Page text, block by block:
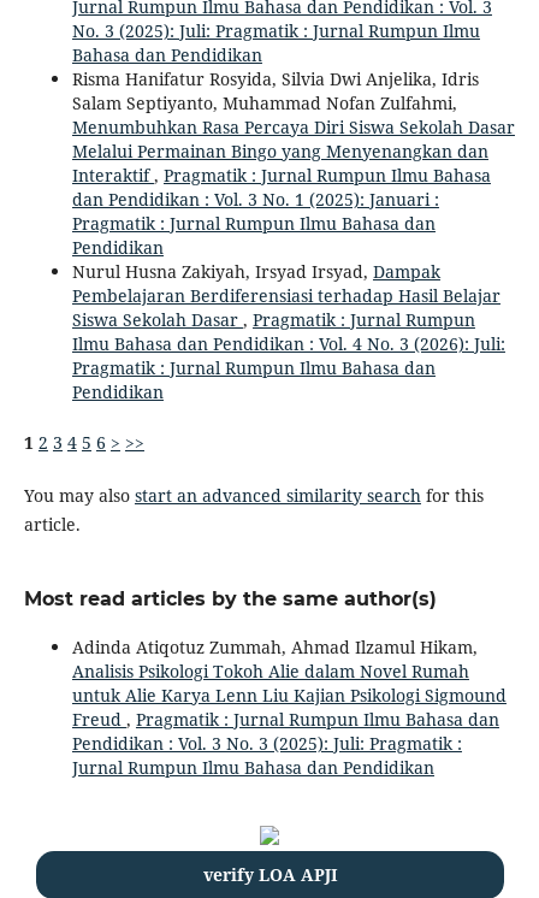
Jurnal Rumpun Ilmu Bahasa dan Pendidikan : Vol. 3
No. 3 (2025): Juli: Pragmatik : Jurnal Rumpun Ilmu
Bahasa dan Pendidikan
Risma Hanifatur Rosyida, Silvia Dwi Anjelika, Idris
Salam Septiyanto, Muhammad Nofan Zulfahmi,
Menumbuhkan Rasa Percaya Diri Siswa Sekolah Dasar
Melalui Permainan Bingo yang Menyenangkan dan
Interaktif, Pragmatik : Jurnal Rumpun Ilmu Bahasa
dan Pendidikan : Vol. 3 No. 1 (2025): Januari :
Pragmatik : Jurnal Rumpun Ilmu Bahasa dan
Pendidikan
Nurul Husna Zakiyah, Irsyad Irsyad, Dampak
Pembelajaran Berdiferensiasi terhadap Hasil Belajar
Siswa Sekolah Dasar , Pragmatik : Jurnal Rumpun
Ilmu Bahasa dan Pendidikan : Vol. 4 No. 3 (2026): Juli:
Pragmatik : Jurnal Rumpun Ilmu Bahasa dan
Pendidikan
1 2 3 4 5 6 > >>
You may also start an advanced similarity search for this
article.
Most read articles by the same author(s)
Adinda Atiqotuz Zummah, Ahmad Ilzamul Hikam,
Analisis Psikologi Tokoh Alie dalam Novel Rumah
untuk Alie Karya Lenn Liu Kajian Psikologi Sigmound
Freud , Pragmatik : Jurnal Rumpun Ilmu Bahasa dan
Pendidikan : Vol. 3 No. 3 (2025): Juli: Pragmatik :
Jurnal Rumpun Ilmu Bahasa dan Pendidikan
verify LOA APJI